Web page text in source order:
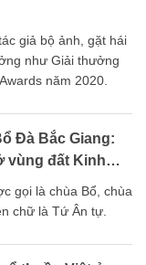
giả bộ ảnh, gặt hái
như Giải thưởng
năm 2020.
Đà Bắc Giang:
vùng đất Kinh
gọi là chùa Bổ, chùa
chữ là Tứ Ân tự.